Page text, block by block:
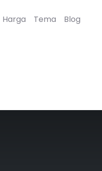
Harga Tema Blog